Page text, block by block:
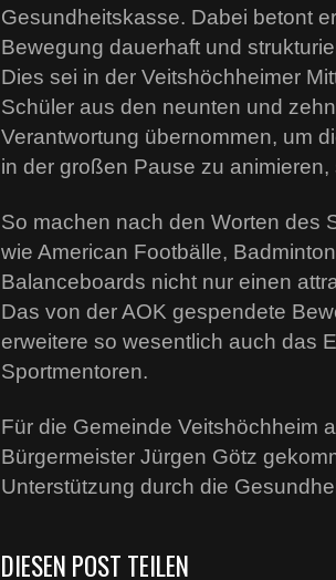
Gesundheitskasse. Dabei betont
Bewegung dauerhaft und
Dies sei in der Veitshöchheimer
Schüler aus den neunten und
Verantwortung übernommen, um
in der großen Pause zu
So machen nach den Worten des
wie American Footbälle,
Balanceboards nicht nur einen
Das von der AOK gespendete
erweitere so wesentlich auch das
Sportmentoren.
Für die Gemeinde Veitshöchheim
Bürgermeister Jürgen Götz
Unterstützung durch die
DIESEN POST TEILEN